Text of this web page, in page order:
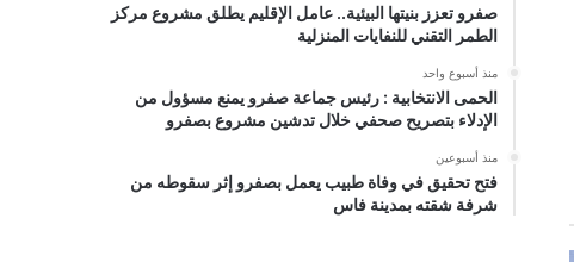
صفرو تعزز بنيتها البيئية.. عامل الإقليم يطلق مشروع مركز
الطمر التقني للنفايات المنزلية
منذ أسبوع واحد
الحمى الانتخابية : رئيس جماعة صفرو يمنع مسؤول من
الإدلاء بتصريح صحفي خلال تدشين مشروع بصفرو
منذ أسبوعين
فتح تحقيق في وفاة طبيب يعمل بصفرو إثر سقوطه من
شرفة شقته بمدينة فاس